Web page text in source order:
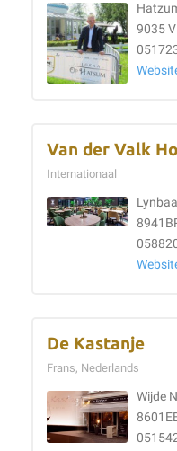
9035
Van der Valk
Internationaal
De Kastanje
Frans, Nederlands
Wijde